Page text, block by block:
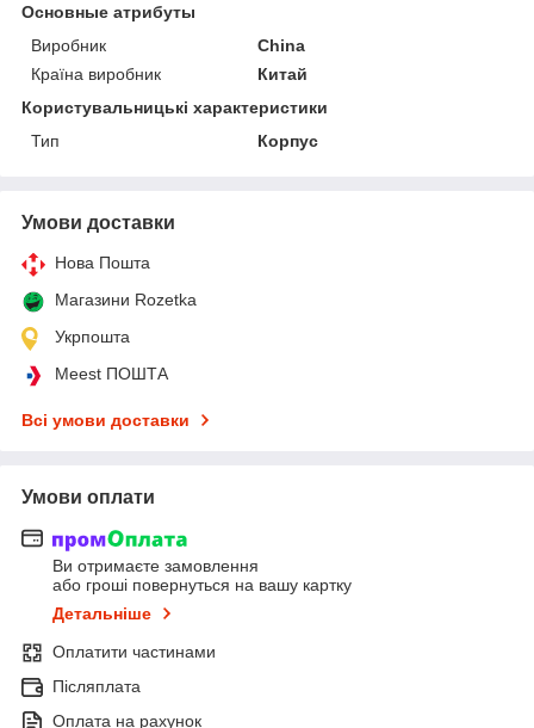
Основные атрибуты
Виробник
China
Країна виробник
Китай
Користувальницькі характеристики
Тип
Корпус
Умови доставки
Нова Пошта
Магазини Rozetka
Укрпошта
Meest ПОШТА
Всі умови доставки
Умови оплати
Ви отримаєте замовлення
або гроші повернуться на вашу картку
Детальніше
Оплатити частинами
Післяплата
Оплата на рахунок